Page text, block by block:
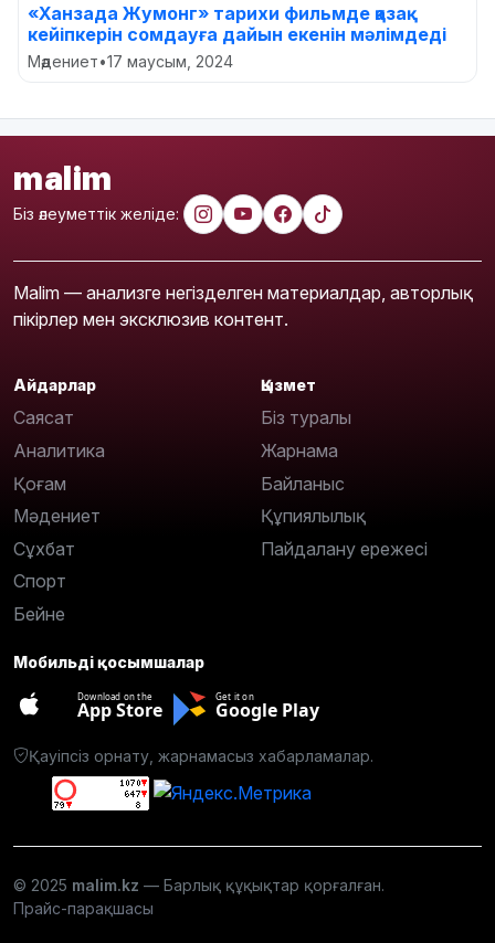
«Ханзада Жумонг» тарихи фильмде қазақ
кейіпкерін сомдауға дайын екенін мәлімдеді
Мәдениет•17 маусым, 2024
malim
Біз әлеуметтік желіде:
Malim — анализге негізделген материалдар, авторлық
пікірлер мен эксклюзив контент.
Айдарлар
Саясат
Аналитика
Қоғам
Мәдениет
Сұхбат
Спорт
Бейне
Қызмет
Біз туралы
Жарнама
Байланыс
Құпиялылық
Пайдалану ережесі
Мобильді қосымшалар
Download on the
App Store
Get it on
Google Play
Қауіпсіз орнату, жарнамасыз хабарламалар.
© 2025 malim.kz — Барлық құқықтар қорғалған.
Прайс-парақшасы